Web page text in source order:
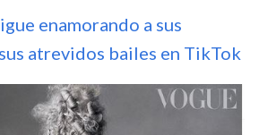
enamorando a sus
atrevidos bailes en TikTok